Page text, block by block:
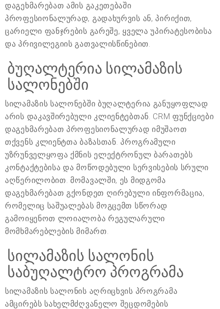
დაგეხმარებათ ამის გაკეთებაში
პროფესიონალურად, გადახურვის ან, პირიქით,
ცარიელი ფანჯრების გარეშე, ყველა უპირატესობისა
და პრივილეგიის გათვალისწინებით.
ბუღალტერია სილამაზის
სალონებში
სილამაზის სალონებში ბუღალტერია განუყოფლად
არის დაკავშირებული კლიენტებთან. CRM ფუნქციები
დაგეხმარებათ პროფესიონალურად იმუშაოთ
თქვენს კლიენტთა ბაზასთან. პროგრამული
უზრუნველყოფა ქმნის ელექტრონულ ბარათებს
კონტაქტებისა და მოწოდებული სერვისების სრული
აღწერილობით. მომავალში, ეს მიდგომა
დაგეხმარებათ გქონდეთ ღირებული ინფორმაცია,
რომელიც საშუალებას მოგცემთ სწორად
გამოიყენოთ ლოიალობა რეგულარული
მომხმარებლების მიმართ.
სილამაზის სალონის
საბუღალტრო პროგრამა
სილამაზის სალონის აღრიცხვის პროგრამა
ამცირებს სახელმძღვანელო შეცდომების